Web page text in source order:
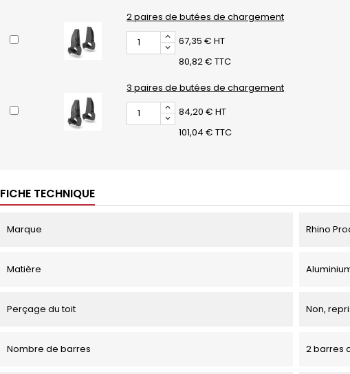
2 paires de butées de chargement
67,35 € HT
80,82 € TTC
3 paires de butées de chargement
84,20 € HT
101,04 € TTC
FICHE TECHNIQUE
Marque Rhino
Matière
Perçage du toit Non,
Nombre de barres 2 barres